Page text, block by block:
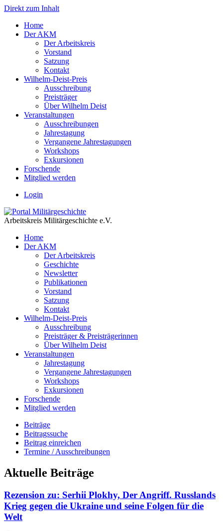
Direkt zum Inhalt
Home
Der AKM
Der Arbeitskreis
Vorstand
Satzung
Kontakt
Wilhelm-Deist-Preis
Ausschreibung
Preisträger
Über Wilhelm Deist
Veranstaltungen
Ausschreibungen
Jahrestagung
Vergangene Jahrestagungen
Workshops
Exkursionen
Forschende
Mitglied werden
Login
Arbeitskreis Militärgeschichte e.V.
Home
Der AKM
Der Arbeitskreis
Geschichte
Newsletter
Publikationen
Vorstand
Satzung
Kontakt
Wilhelm-Deist-Preis
Ausschreibung
Preisträger & Preisträgerinnen
Über Wilhelm Deist
Veranstaltungen
Jahrestagung
Vergangene Jahrestagungen
Workshops
Exkursionen
Forschende
Mitglied werden
Beiträge
Beitragssuche
Beitrag einreichen
Termine / Ausschreibungen
Aktuelle Beiträge
Rezension zu: Serhii Plokhy, Der Angriff. Russlands
Krieg gegen die Ukraine und seine Folgen für die
Welt